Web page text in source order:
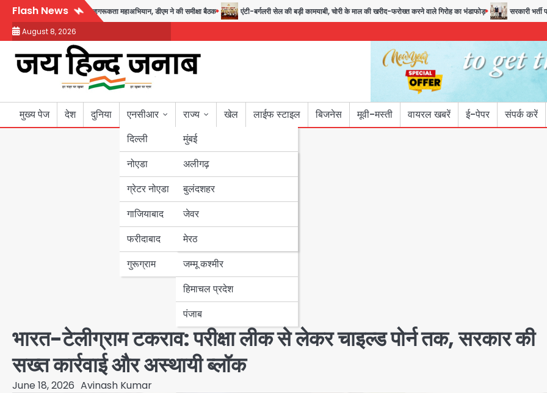
Skip
content
Flash News
चलेगा जन-जागरूकता महाअभियान, डीएम ने की समीक्षा बैठक एंटी-बर्गलरी सेल की बड़ी कामयाबी, चोरी के माल की खरीद-फरोख्त करने वाले गिरोह का भंडाफोड़ सरकारी भर्ती परीक्षाओं में
August 8, 2026
मुख्य पेज देश दुनिया
एनसीआर
दिल्ली
नोएडा
ग्रेटर नोएडा
गाजियाबाद
फरीदाबाद
गुरूग्राम
राज्य
मुंबई
उत्तर प्रदेश
अलीगढ़
बुलंदशहर
जेवर
मेरठ
बिहार
पंजाब
हरियाणा
जम्मू कश्मीर
हिमाचल प्रदेश
पंजाब
खेल लाईफ स्टाइल बिजनेस मूवी-मस्ती वायरल खबरें ई-पेपर संपर्क करें
भारत-टेलीग्राम टकराव: परीक्षा लीक से लेकर चाइल्ड पोर्न तक, सरकार की
सख्त कार्रवाई और अस्थायी ब्लॉक
June 18, 2026 Avinash Kumar